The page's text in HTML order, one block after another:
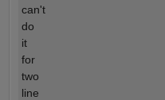
can't
do
it
for
two
line